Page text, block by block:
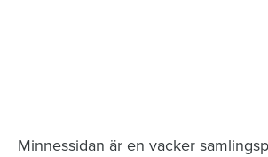
Minnessidan är en vacker